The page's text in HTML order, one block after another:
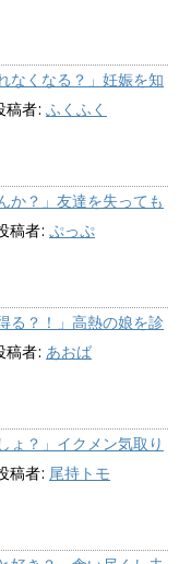
なくなる？」妊娠を知
稿者: ふくふく
か？」友達を失っても
稿者: ぷっぷ
る？！」高熱の娘を診
稿者: あおば
ょ？」イクメン気取り
稿者: 尾持トモ